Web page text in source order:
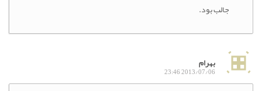
جالب بود.
بهرام
2013/07/06 23:46